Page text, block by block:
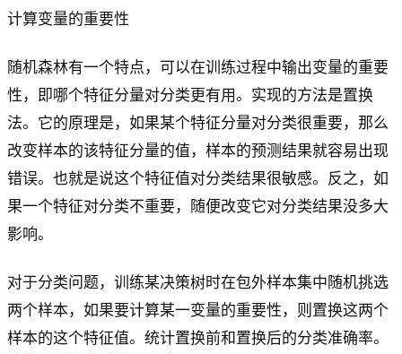
计算变量的重要性
随机森林有一个特点，可以在训练过程中输出变量的重要
性，即哪个特征分量对分类更有用。实现的方法是置换
法。它的原理是，如果某个特征分量对分类很重要，那么
改变样本的该特征分量的值，样本的预测结果就容易出现
错误。也就是说这个特征值对分类结果很敏感。反之，如
果一个特征对分类不重要，随便改变它对分类结果没多大
影响。
对于分类问题，训练某决策树时在包外样本集中随机挑选
两个样本，如果要计算某一变量的重要性，则置换这两个
样本的这个特征值。统计置换前和置换后的分类准确率。